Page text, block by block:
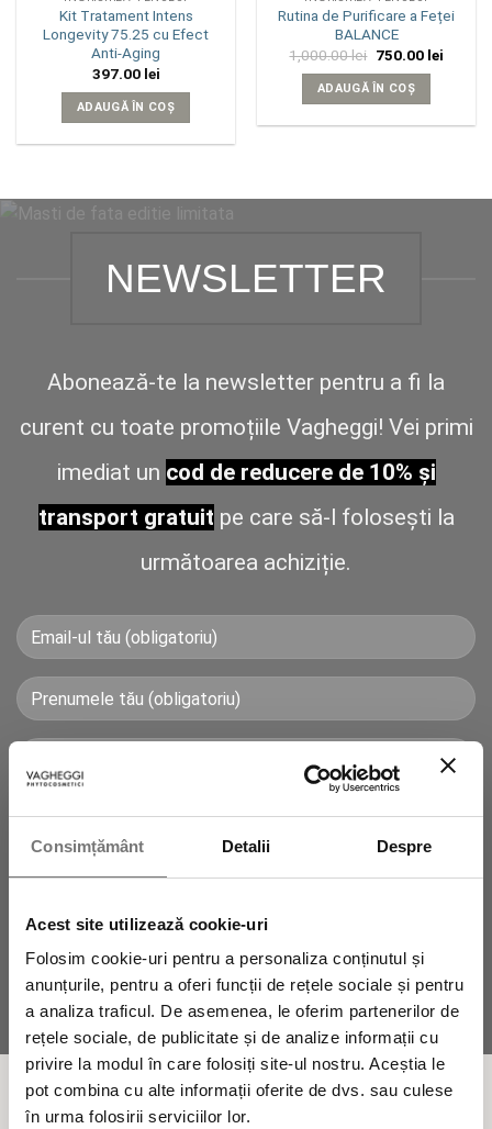
Consimțământ Detalii Despre
Acest site utilizează cookie-uri
Folosim cookie-uri pentru a personaliza conținutul și
anunțurile, pentru a oferi funcții de rețele sociale și pentru
a analiza traficul. De asemenea, le oferim partenerilor de
rețele sociale, de publicitate și de analize informații cu
privire la modul în care folosiți site-ul nostru. Aceștia le
pot combina cu alte informații oferite de dvs. sau culese
în urma folosirii serviciilor lor.
Kit Tratament Intens
Longevity 75.25 cu Efect
Anti-Aging
397.00 lei
ADAUGĂ ÎN COȘ
Rutina de Purificare a Feței
BALANCE
1,000.00lei Prețul
a
fost:
1,000.00 lei.
750.00 leiPrețul
ADAUGĂ ÎN COȘ
NEWSLETTER
Abonează-te la newsletter pentru a fi la
curent cu toate promoțiile Vagheggi! Vei primi
imediat un cod de reducere de 10% și
transport gratuit pe care să-l folosești la
următoarea achiziție.
Autorizez prelucrarea datelor mele personale.
Fitocosmetice Naturale 100% fabricate în